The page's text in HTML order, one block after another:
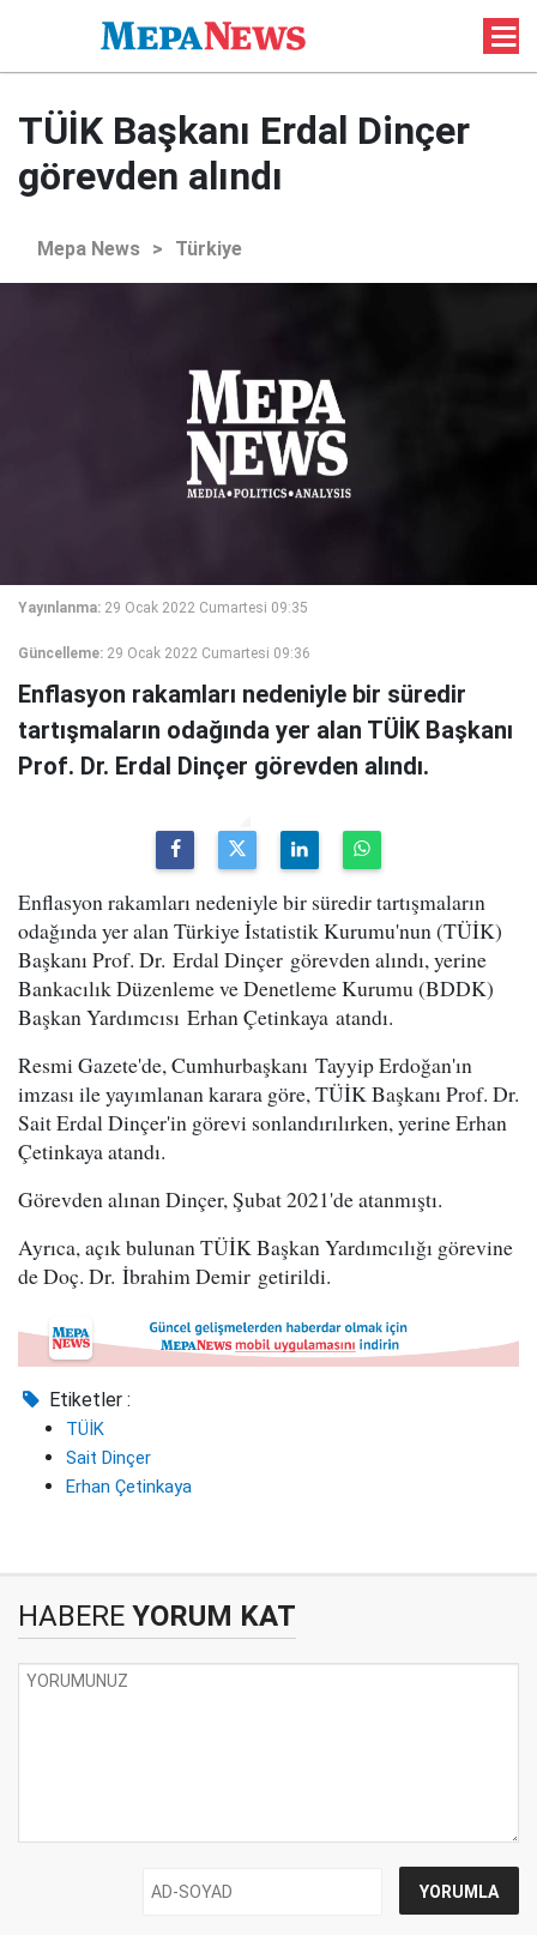
TÜİK Başkanı Erdal Dinçer
görevden alındı
Mepa News > Türkiye
Yayınlanma: 29 Ocak 2022 Cumartesi 09:35
Güncelleme: 29 Ocak 2022 Cumartesi 09:36
Enflasyon rakamları nedeniyle bir süredir
tartışmaların odağında yer alan TÜİK Başkanı
Prof. Dr. Erdal Dinçer görevden alındı.
Enflasyon rakamları nedeniyle bir süredir tartışmaların
odağında yer alan Türkiye İstatistik Kurumu'nun (TÜİK)
Başkanı Prof. Dr. Erdal Dinçer görevden alındı, yerine
Bankacılık Düzenleme ve Denetleme Kurumu (BDDK)
Başkan Yardımcısı Erhan Çetinkaya atandı.
Resmi Gazete'de, Cumhurbaşkanı Tayyip Erdoğan'ın
imzası ile yayımlanan karara göre, TÜİK Başkanı Prof. Dr.
Sait Erdal Dinçer'in görevi sonlandırılırken, yerine Erhan
Çetinkaya atandı.
Görevden alınan Dinçer, Şubat 2021'de atanmıştı.
Ayrıca, açık bulunan TÜİK Başkan Yardımcılığı görevine
de Doç. Dr. İbrahim Demir getirildi.
Etiketler :
TÜİK
Sait Dinçer
Erhan Çetinkaya
HABERE YORUM KAT